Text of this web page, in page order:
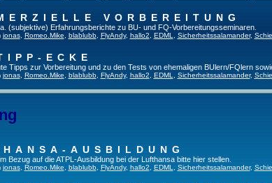
VORBEREITUNG
(subjektive) Erfahrungsberichte zu BU- und FQ-Vorbereitungsseminaren.
jonas, Romeo.Mike blablubb, FlyAndy, hallo2 EDML Sicherheitssalamander,
ECKE
Tipps zur Vorbereitung und zu den Tests von ehemaligen BUlern/FQlern
jonas, Romeo.Mike blablubb, FlyAndy, hallo2 EDML Sicherheitssalamander,
AUSBILDUNG
Bezug auf die ATPL-Ausbildung bei der Lufthansa bitte hier stellen.
jonas, Romeo.Mike, blablubb, FlyAndy, hallo2 EDML Sicherheitssalamander,